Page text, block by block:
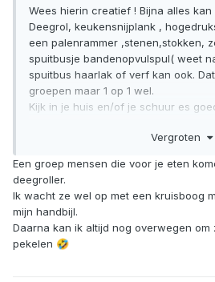
Wees hierin creatief ! Bijna alles
Deegrol, keukensnijplank ,
een palenrammer ,stenen,stokken,
spuitbusje bandenopvulspul( weet
spuitbus haarlak of verf kan ook.
groepen maar 1 op 1 wel.
Kijk in je huis en/of je schuur es
En iedereen kan met een deegrol
iets terugdoet heeft ook effect. Dat
maar!!!
Vergroten
Een groep mensen die voor je eten
deegroller.
Ik wacht ze wel op met een kruisboog
mijn handbijl.
Daarna kan ik altijd nog overwegen om
pekelen 🤣